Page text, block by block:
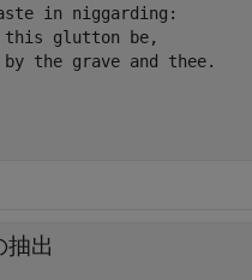
in niggarding:
glutton be,
the grave and thee.
抽出